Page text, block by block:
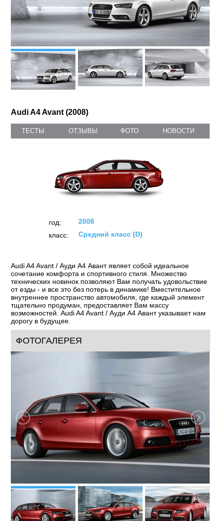
Audi A4 Avant (2008)
ТЕСТЫ ОТЗЫВЫ ФОТО НОВОСТИ
год:
2008
класс:
Средний класс (D)
Audi A4 Avant / Ауди A4 Авант являет собой идеальное
сочетание комфорта и спортивного стиля. Множество
технических новинок позволяют Вам получать удовольствие
от езды - и все это без потерь в динамике! Вместительное
внутреннее пространство автомобиля, где каждый элемент
тщательно продуман, предоставляет Вам массу
возможностей. Audi A4 Avant / Ауди A4 Авант указывает нам
дорогу в будущее.
ФОТОГАЛЕРЕЯ